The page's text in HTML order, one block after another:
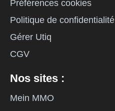
Préférences cookies
Politique de confidentialité
Gérer Utiq
CGV
Nos sites :
Mein MMO